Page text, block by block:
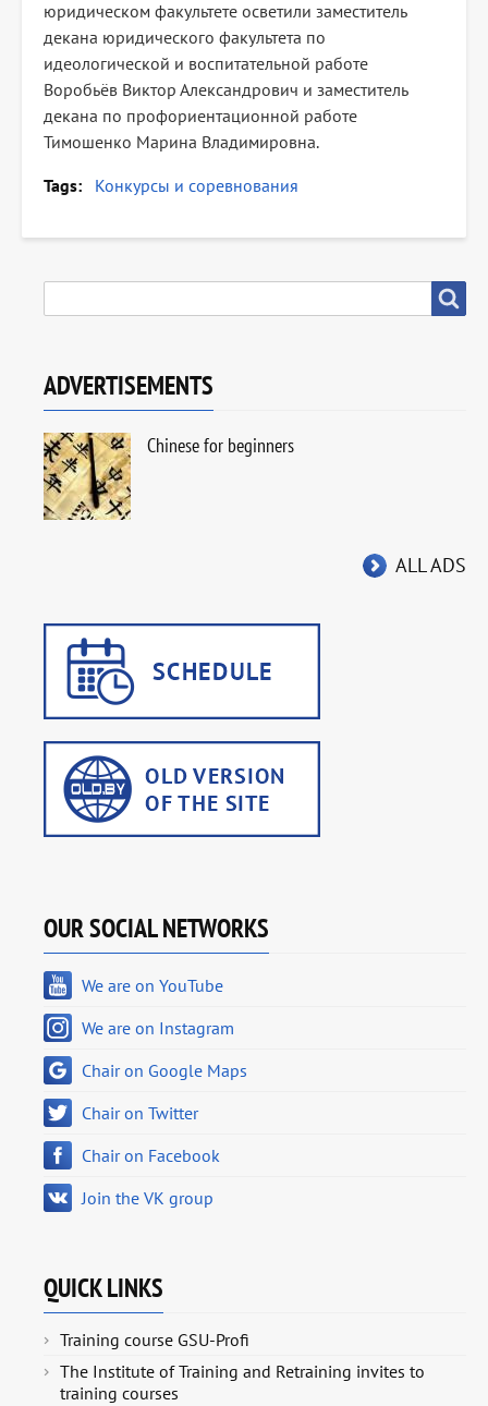
юридическом факультете осветили заместитель
декана юридического факультета по
идеологической и воспитательной работе
Воробьëв Виктор Александрович и заместитель
декана по профориентационной работе
Тимошенко Марина Владимировна.
Tags
Конкурсы и соревнования
ADVERTISEMENTS
Chinese for beginners
ALL ADS
OUR SOCIAL NETWORKS
We are on YouTube
We are on Instagram
Chair on Google Maps
Chair on Twitter
Chair on Facebook
Join the VK group
QUICK LINKS
Training course GSU-Profi
The Institute of Training and Retraining invites to
training courses